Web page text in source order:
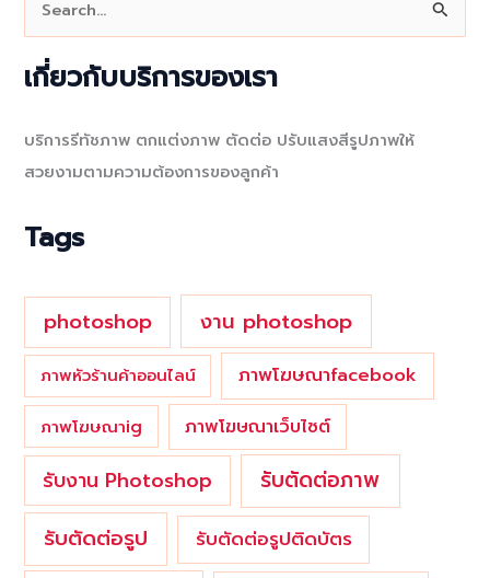
r
เกี่ยวกับบริการของเรา
บริการรีทัชภาพ ตกแต่งภาพ ตัดต่อ ปรับแสงสีรูปภาพให้
สวยงามตามความต้องการของลูกค้า
Tags
photoshop งาน photoshop
ภาพหัวร้านค้าออนไลน์ ภาพโฆษณาfacebook
ภาพโฆษณาig ภาพโฆษณาเว็บไซต์
รับงาน Photoshop
รับตัดต่อภาพ
รับตัดต่อรูป
รับตัดต่อรูปติดบัตร